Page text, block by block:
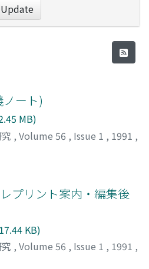
Update
ート)
MB)
, Volume 56 , Issue 1 , 1991 ,
プリント案内・編集後
KB)
, Volume 56 , Issue 1 , 1991 ,